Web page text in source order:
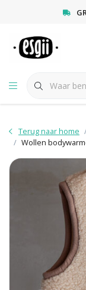
Terug naar home
Wollen